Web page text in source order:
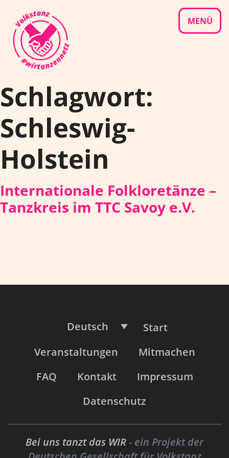
content
MENÜ
Schlagwort:
Schleswig-
Holstein
Internationale Folkloretänze –
Tanzkreis im TTC Savoy e.V.
Deutsch
Start
Veranstaltungen
Mitmachen
FAQ
Kontakt
Impressum
Datenschutz
Bei uns tanzt das WIR- ein Projekt der